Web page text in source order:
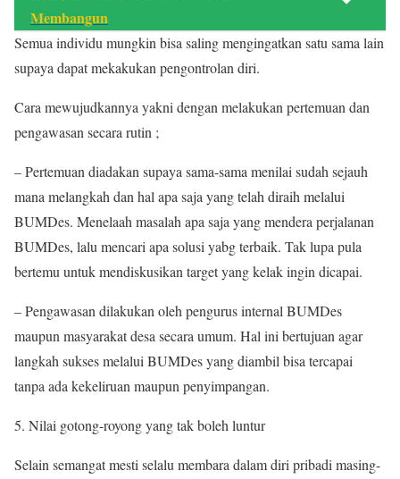
Membangun
Semua individu mungkin bisa saling mengingatkan satu sama lain
supaya dapat mekakukan pengontrolan diri.
Cara mewujudkannya yakni dengan melakukan pertemuan dan
pengawasan secara rutin ;
– Pertemuan diadakan supaya sama-sama menilai sudah sejauh
mana melangkah dan hal apa saja yang telah diraih melalui
BUMDes. Menelaah masalah apa saja yang mendera perjalanan
BUMDes, lalu mencari apa solusi yabg terbaik. Tak lupa pula
bertemu untuk mendiskusikan target yang kelak ingin dicapai.
– Pengawasan dilakukan oleh pengurus internal BUMDes
maupun masyarakat desa secara umum. Hal ini bertujuan agar
langkah sukses melalui BUMDes yang diambil bisa tercapai
tanpa ada kekeliruan maupun penyimpangan.
5. Nilai gotong-royong yang tak boleh luntur
Selain semangat mesti selalu membara dalam diri pribadi masing-